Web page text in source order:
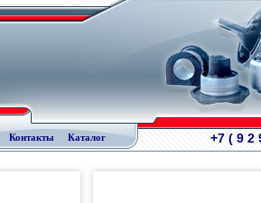
Контакты Каталог +7 ( 9 2